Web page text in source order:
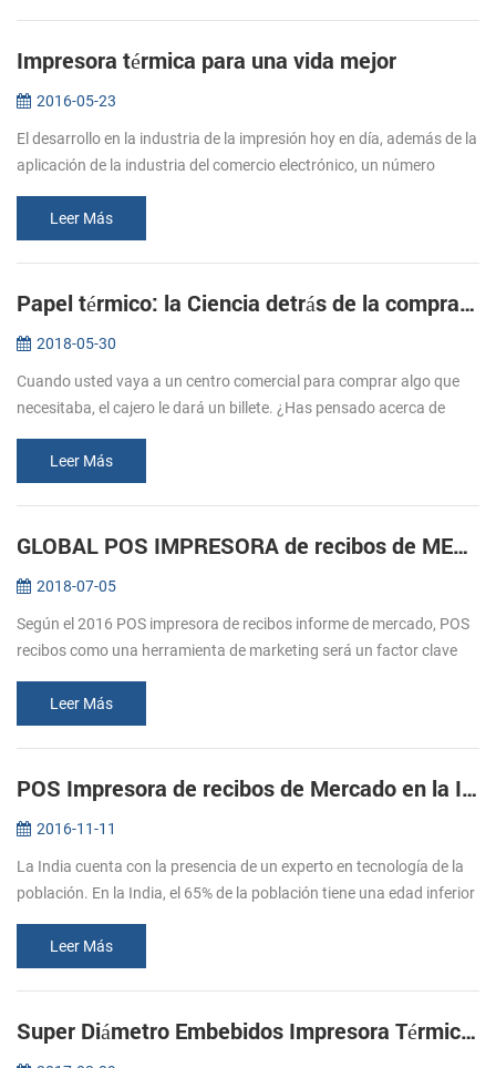
Impresora térmica para una vida mejor
2016-05-23
El desarrollo en la industria de la impresión hoy en día, además de la
aplicación de la industria del comercio electrónico, un número
Leer Más
Papel térmico: la Ciencia detrás de la compra de entradas
2018-05-30
Cuando usted vaya a un centro comercial para comprar algo que
necesitaba, el cajero le dará un billete. ¿Has pensado acerca de
impresión, e...
Leer Más
GLOBAL POS IMPRESORA de recibos de MERCADO durante previsión 2016-2020
2018-07-05
Según el 2016 POS impresora de recibos informe de mercado, POS
recibos como una herramienta de marketing será un factor clave
hostelería sec...
Leer Más
POS Impresora de recibos de Mercado en la India
2016-11-11
La India cuenta con la presencia de un experto en tecnología de la
población. En la India, el 65% de la población tiene una edad inferior
Leer Más
Super Diámetro Embebidos Impresora Térmica De Apoyo De La Caja De Efectivo